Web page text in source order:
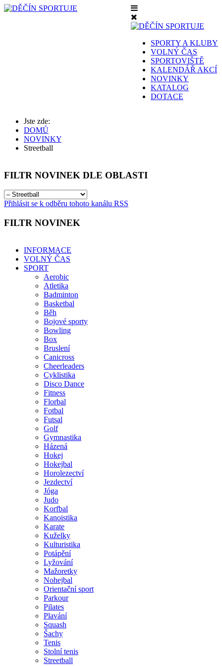
SPORTY A KLUBY
VOLNÝ ČAS
SPORTOVIŠTĚ
KALENDÁŘ AKCÍ
NOVINKY
KATALOG
DOTACE
Jste zde:
DOMŮ
NOVINKY
Streetball
FILTR NOVINEK DLE OBLASTI
Přihlásit se k odběru tohoto kanálu RSS
FILTR NOVINEK
INFORMACE
VOLNÝ ČAS
SPORT
Aerobic
Atletika
Badminton
Basketbal
Běh
Bojové sporty
Bowling
Box
Bruslení
Canicross
Cheerleaders
Cyklistika
Disco Dance
Fitness
Florbal
Fotbal
Futsal
Golf
Gymnastika
Házená
Hokej
Hokejbal
Horolezectví
Jezdectví
Jóga
Judo
Korfbal
Kanoistika
Karate
Kuželky
Kulturistika
Potápění
Lyžování
Mažoretky
Nohejbal
Orientační sport
Parkour
Pilates
Plavání
Squash
Šachy
Tenis
Stolní tenis
Streetball